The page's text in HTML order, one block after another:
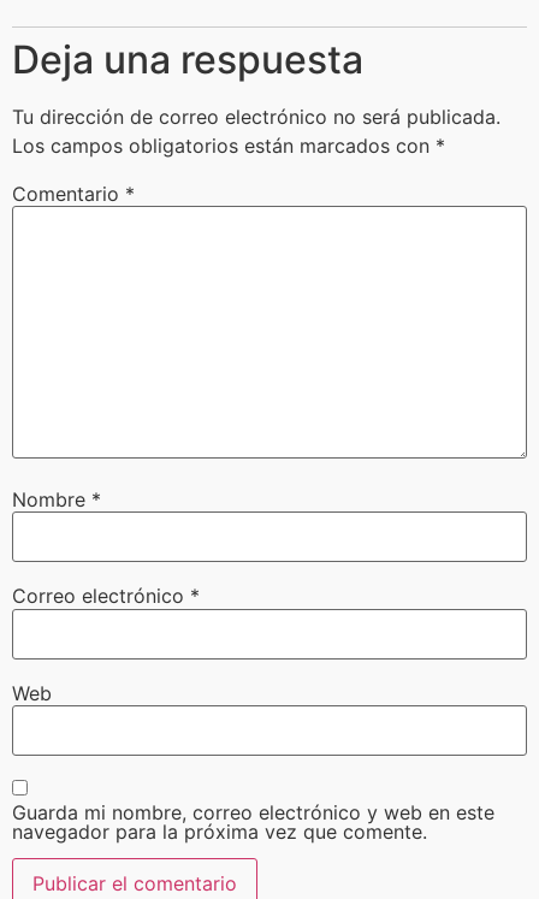
Deja una respuesta
Tu dirección de correo electrónico no será publicada.
Los campos obligatorios están marcados con *
Comentario *
Nombre *
Correo electrónico *
Web
Guarda mi nombre, correo electrónico y web en este
navegador para la próxima vez que comente.